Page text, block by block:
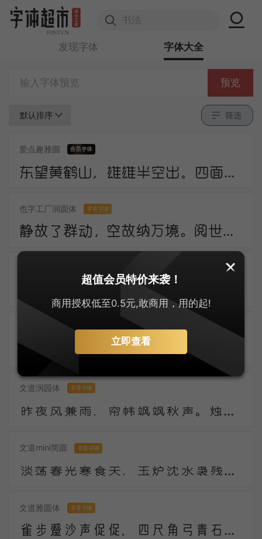
发现字体 字体大全
预览
默认排序 筛选
爱点趣雅圆
东望黄鹤山，雄雄半空出。四面生白云，中峰倚红日。岩峦行穹跨，峰嶂亦冥密。
也字工厂润圆体 零售字体
静故了群动，空故纳万境。阅世走人间，观身卧云岭。咸酸杂众好，中有至味永。诗法不相妨，此语当更请。
郑庆科静雅体-古朴版 零售字体
文道润园体 零售字体
昨夜风兼雨，帘帏飒飒秋声。烛残漏断频倚枕。起坐不能平。 世事漫随流水，算来一梦浮生。醉乡路稳宜频到，此外不堪行。
文道mini简圆 零售字体
淡荡春光寒食天，玉炉沈水袅残烟，梦回山枕隐花钿。海燕未来人斗草，江梅已过柳生绵，黄昏疏雨湿秋千。
文道雅圆体 零售字体
雀步蹙沙声促促，四尺角弓青石镞。黑幡三点铜鼓鸣，高作猿啼摇箭箙。彩巾缠踍幅半斜，溪头簇队映葛花。
超值会员特价来袭！
商用授权低至0.5元,敢商用，用的起!
立即查看